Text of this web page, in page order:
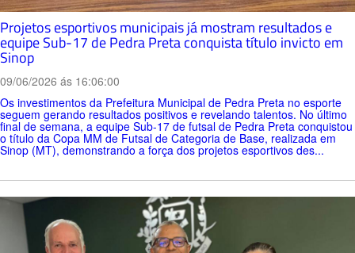
Projetos esportivos municipais já mostram resultados e
equipe Sub-17 de Pedra Preta conquista título invicto em
Sinop
09/06/2026 ás 16:06:00
Os investimentos da Prefeitura Municipal de Pedra Preta no esporte
seguem gerando resultados positivos e revelando talentos. No último
final de semana, a equipe Sub-17 de futsal de Pedra Preta conquistou
o título da Copa MM de Futsal de Categoria de Base, realizada em
Sinop (MT), demonstrando a força dos projetos esportivos des...